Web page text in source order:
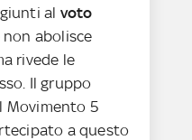
al voto
abolisce
rivede le
Il gruppo
Movimento 5
a questo